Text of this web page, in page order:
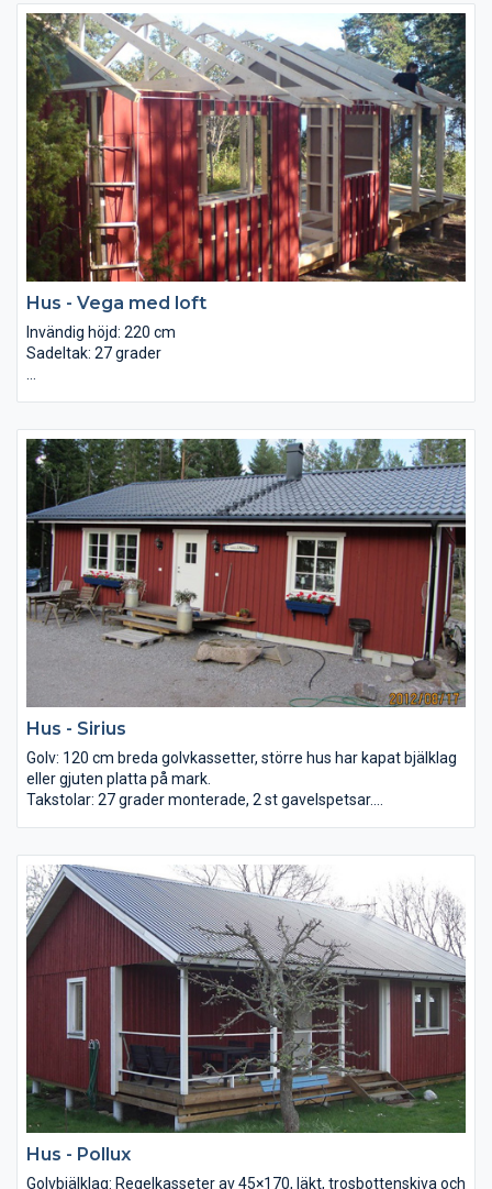
samt 13mm gipsskivor.
Bjälklag: Träbjälklag
Reglar 45x220, trossbotten, mineralull 220mm, samt
golvspånskiva 22mm.
Tak: Fackverktakstolar 22gr med takskivor, plastfolie, glespanel
c-c30cm, mineralull 400mm, råspont 22mm, underlagspapp,
ströläkt, tegelläkt, samt betongpannor.
Rökkanal: Tillval Nibe modulskorsten.
Fönster: 3-glas isolerruta med storlekar enligt plan.
Ytterdörr: Villadörr teak 10x21
Innerdörr: Diplomat 9x21
Eldstad: Tillval Braskamin.
Hus - Vega med loft
Invändig höjd: 220 cm
Sadeltak: 27 grader
34×95, asfaboard, luftspalt och läktad panel Yttertak: 22×145,
95 mm isolering + 13 mm gipsskivor levereras löst Innertak:
Råspont 22×95 lösvirke samt underlagspapp Mellanväggar:
Glespanel 22×95 cc30 cm + 120 mm isolering + furupanel
Innerdörrar: Reglar 34×70 + isolering + 13 mm gipsskiva Golv:
Golvspånskiva Ytterdörrar: Furudörrar med karm Fönster: 2-
glas obehandlade
Hus - Sirius
Golv: 120 cm breda golvkassetter, större hus har kapat bjälklag
eller gjuten platta på mark.
Takstolar: 27 grader monterade, 2 st gavelspetsar.
som tillval.
Golv: Råspont 22x95 lösvirke alternativt spånskiva 22 mm.
Dörr: Vit, glasad.
Fönster: Sunnerbo vita 3-glas i trä
Hus - Pollux
Golvbjälklag: Regelkasseter av 45×170, läkt, trosbottenskiva och